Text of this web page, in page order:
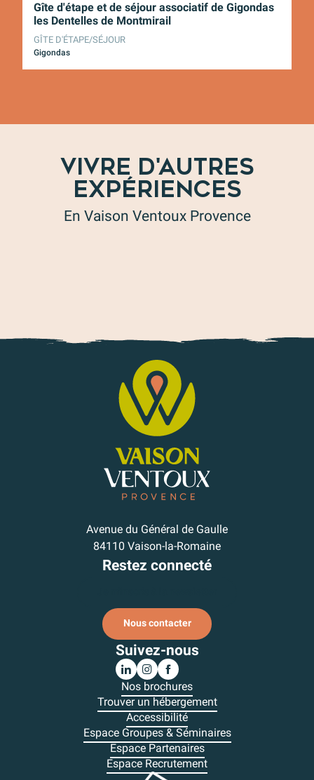
Que faire ?
Gîte d'étape et de séjour associatif de Gigondas
les Dentelles de Montmirail
GÎTE D'ÉTAPE/SÉJOUR
Gigondas
VIVRE D'AUTRES
EXPÉRIENCES
En Vaison Ventoux Provence
Avenue du Général de Gaulle
84110 Vaison-la-Romaine
Restez connecté
Nous contacter
Suivez-nous
Nos brochures
Trouver un hébergement
Accessibilité
Espace Groupes & Séminaires
Espace Partenaires
Espace Recrutement